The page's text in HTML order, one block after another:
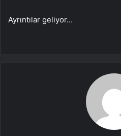
Ayrıntılar geliyor…